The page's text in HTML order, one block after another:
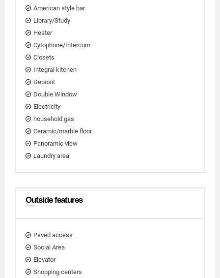
American style bar
Library/Study
Heater
Cytophone/Intercom
Closets
Integral kitchen
Deposit
Double Window
Electricity
household gas
Ceramic/marble floor
Panoramic view
Laundry area
Outside features
Paved access
Social Area
Elevator
Shopping centers